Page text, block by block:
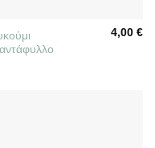
4,00€